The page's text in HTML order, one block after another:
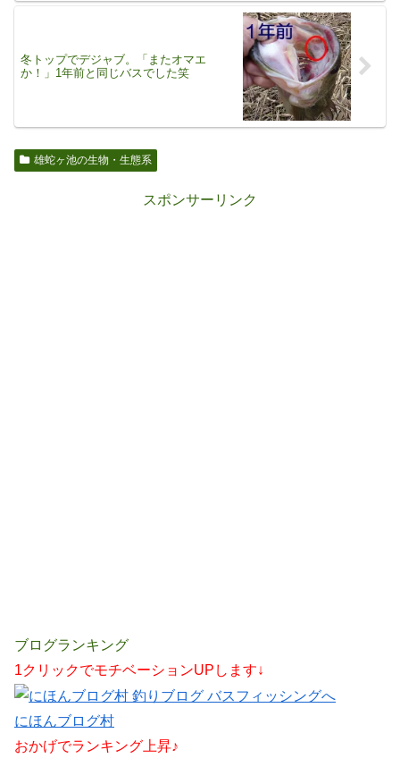
冬トップでデジャブ。「またオマエ
か！」1年前と同じバスでした笑
雄蛇ヶ池の生物・生態系
スポンサーリンク
ブログランキング
1クリックでモチベーションUPします↓
にほんブログ村
おかげでランキング上昇♪